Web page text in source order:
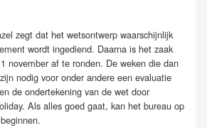
zegt dat het wetsontwerp waarschijnlijk
wordt ingediend. Daarna is het zaak
november af te ronden. De weken die dan
nodig voor onder andere een evaluatie
de ondertekening van de wet door
Als alles goed gaat, kan het bureau op